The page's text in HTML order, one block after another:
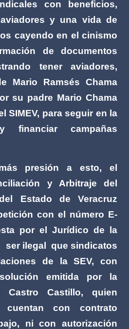
con beneficios,
y una vida de
cayendo en el cinismo
de documentos
tener aviadores,
Mario Ramsés Chama
su padre Mario Chama
SIMEV, para seguir en la
financiar campañas
presión a esto, el
y Arbitraje del
Estado de Veracruz
con el número E-
por el Jurídico de la
ser ilegal
que sindicatos
de la SEV, con
emitida por la
Castro Castillo, quien
cuentan con contrato
ni con autorización